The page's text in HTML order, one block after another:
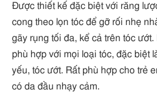
Được thiết kế đặc biệt với răng
cong theo lọn tóc để gỡ rối nhẹ
gãy rụng tối đa, kể cả trên tóc
phù hợp với mọi loại tóc, đặc biệt
yếu, tóc ướt. Rất phù hợp cho trẻ
có da đầu nhạy cảm.